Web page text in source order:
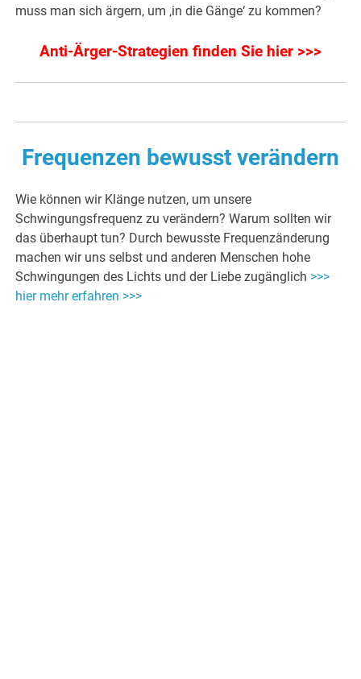
muss man sich ärgern, um ‚in die Gänge‘ zu kommen?
Anti-Ärger-Strategien finden Sie hier >>>
Frequenzen bewusst verändern
Wie können wir Klänge nutzen, um unsere
Schwingungsfrequenz zu verändern? Warum sollten wir
das überhaupt tun? Durch bewusste Frequenzänderung
machen wir uns selbst und anderen Menschen hohe
Schwingungen des Lichts und der Liebe zugänglich >>>
hier mehr erfahren >>>